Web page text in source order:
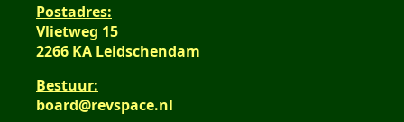
Postadres:
Vlietweg 15
2266 KA Leidschendam
Bestuur:
board@revspace.nl